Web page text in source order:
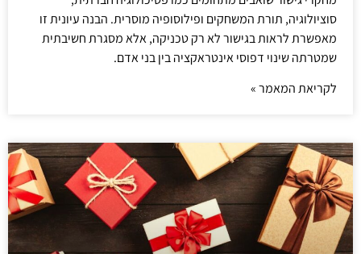
סוציולוגיה, תורת המשחקים ופילוסופיה מוסרית. הבנה עיונית זו
מאפשרת לראות בגישור לא רק טכניקה, אלא מסגרת חשיבתית
שמטרתה שינוי דפוסי אינטראקציה בין בני אדם.
לקריאת המאמר »